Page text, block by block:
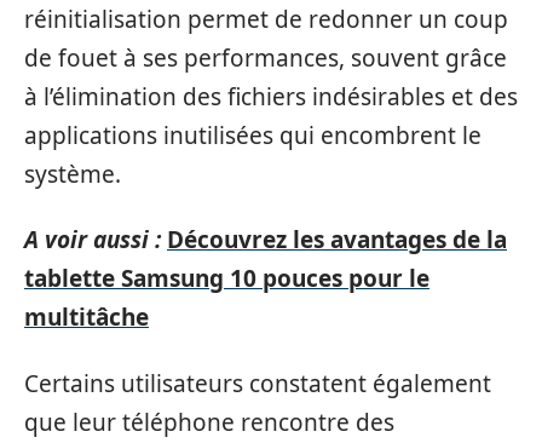
réinitialisation permet de redonner un coup
de fouet à ses performances, souvent grâce
à l’élimination des fichiers indésirables et des
applications inutilisées qui encombrent le
système.
A voir aussi : Découvrez les avantages de la
tablette Samsung 10 pouces pour le
multitâche
Certains utilisateurs constatent également
que leur téléphone rencontre des